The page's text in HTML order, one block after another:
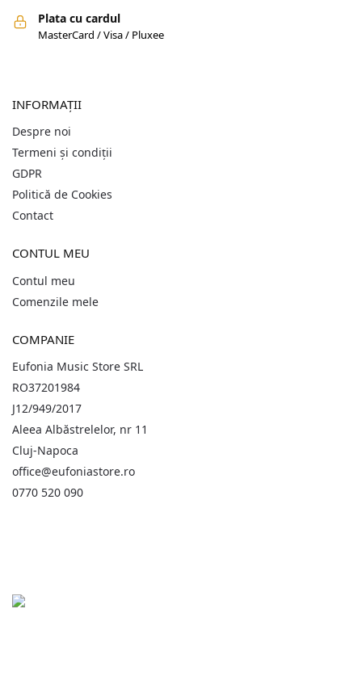
Plata cu cardul
MasterCard / Visa / Pluxee
INFORMAȚII
Despre noi
Termeni și condiții
GDPR
Politică de Cookies
Contact
CONTUL MEU
Contul meu
Comenzile mele
COMPANIE
Eufonia Music Store SRL
RO37201984
J12/949/2017
Aleea Albăstrelelor, nr 11
Cluj-Napoca
office@eufoniastore.ro
0770 520 090